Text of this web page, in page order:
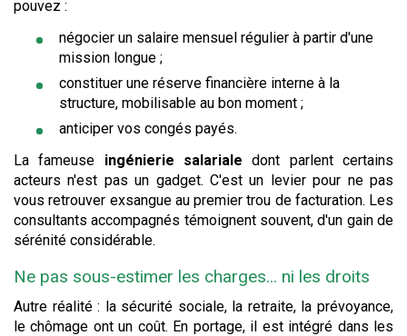
pouvez :
négocier un salaire mensuel régulier à partir d'une
mission longue ;
constituer une réserve financière interne à la
structure, mobilisable au bon moment ;
anticiper vos congés payés.
La fameuse ingénierie salariale dont parlent certains
acteurs n'est pas un gadget. C'est un levier pour ne pas
vous retrouver exsangue au premier trou de facturation. Les
consultants accompagnés témoignent souvent, d'un gain de
sérénité considérable.
Ne pas sous-estimer les charges... ni les droits
Autre réalité : la sécurité sociale, la retraite, la prévoyance,
le chômage ont un coût. En portage, il est intégré dans les